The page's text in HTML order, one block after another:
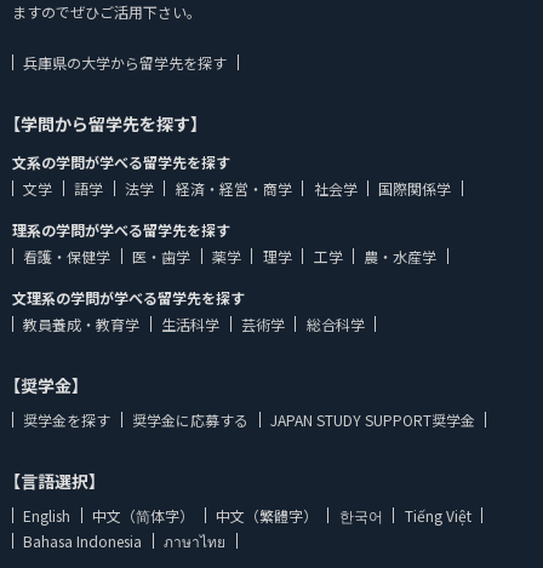
ますのでぜひご活用下さい。
兵庫県の大学から留学先を探す
【学問から留学先を探す】
文系の学問が学べる留学先を探す
文学
語学 法学 経済・経営・商学 社会学
国際関係学
理系の学問が学べる留学先を探す
看護・保健学
医・歯学 薬学 理学 工学
農・水産学
文理系の学問が学べる留学先を探す
教員養成・教育学
生活科学 芸術学 総合科学
【奨学金】
奨学金を探す 奨学金に応募する JAPAN STUDY SUPPORT奨学金
【言語選択】
English 中文（简体字） 中文（繁體字） 한국어
Tiếng Việt
Bahasa Indonesia
ภาษาไทย